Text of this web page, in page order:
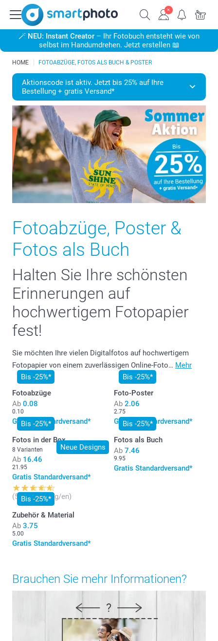
🪄 NEU: Instant Creator – Ihr Fotobuch entsteht wie von
selbst im Handumdrehen. Jetzt erstellen 📖
HOME FOTOABZÜGE, FOTOS ALS BUCH & POSTER
Aktionscode ist aktiv. Jetzt bis 25% auf Ihre
Bestellung + gratis Versand*
Fotoabzüge, Poster &
Fotos als Buch
Halten Sie Ihre schönsten
Erinnerungen auf
hochwertigem Fotopapier
fest!
Sie möchten Ihre vielen Digitalfotos auf hochwertigem
Fotopapier von einem zuverlässigen Online-Foto… Mehr
Bis -25%*
Fotoabzüge
Ab 0.08
0.10
Gratis Standardversand*
Bis -25%*
Foto-Poster
Ab 2.06
2.75
Gratis Standardversand*
Neue Designs
Bis -25%*
Fotos in der Box
8 Varianten
Ab 16.46
21.95
Gratis Standardversand*
(59 Bewertung/en)
Bis -25%*
Fotos als Buch
Ab 7.46
9.95
Gratis Standardversand*
Bis -25%*
Zubehör & Material
Ab 3.75
5.00
Gratis Standardversand*
Brauchen Sie mehr Informationen?